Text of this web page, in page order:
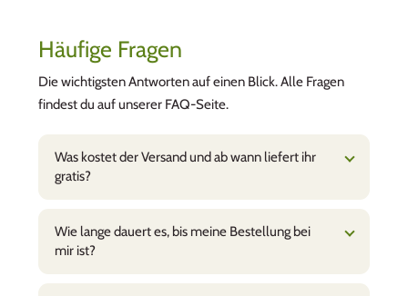
Häufige Fragen
Die wichtigsten Antworten auf einen Blick. Alle Fragen
findest du auf unserer FAQ-Seite.
Was kostet der Versand und ab wann liefert ihr
gratis?
Wie lange dauert es, bis meine Bestellung bei
mir ist?